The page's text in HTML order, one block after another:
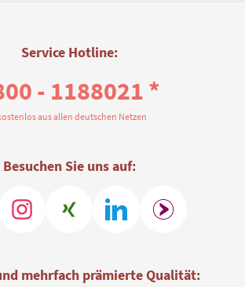
Service Hotline:
- 1188021 *
aus allen deutschen Netzen
Besuchen Sie uns auf:
mehrfach prämierte Qualität: